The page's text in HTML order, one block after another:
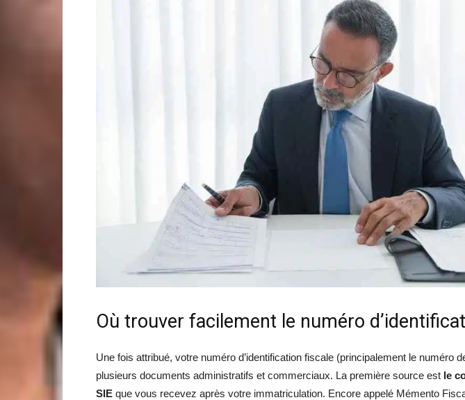
Où trouver facilement le numéro
Une fois attribué, votre numéro d’identification fiscale (principalement le numéro
plusieurs documents administratifs et commerciaux. La première source est le
SIE que vous recevez après votre immatriculation. Encore appelé Mémento